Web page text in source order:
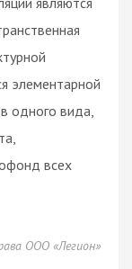
элементарной
одного вида,
всех
ООО «Легион»